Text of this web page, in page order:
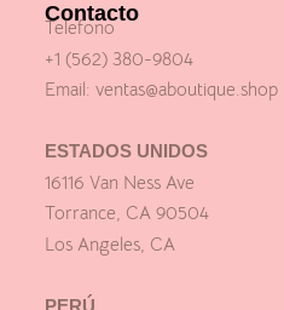
Contacto
Telefono
+1 (562) 380-9804
Email: ventas@aboutique.shop
ESTADOS UNIDOS
16116 Van Ness Ave
Torrance, CA 90504
Los Angeles, CA
PERÚ